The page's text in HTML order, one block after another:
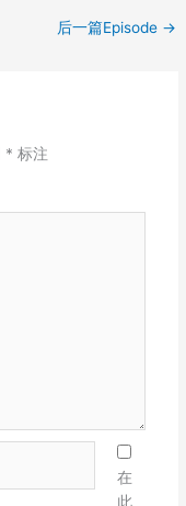
后一篇Episode →
* 标注
在
此